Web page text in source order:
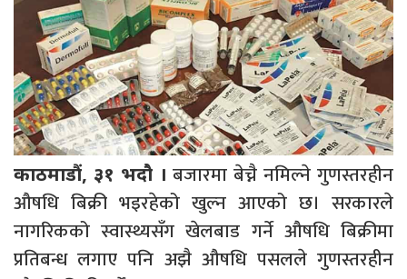
काठमाडौं, ३१ भदौ । बजारमा बेच्नै नमिल्ने गुणस्तरहीन
औषधि बिक्री भइरहेको खुल्न आएको छ। सरकारले
नागरिकको स्वास्थ्यसँग खेलबाड गर्ने औषधि बिक्रीमा
प्रतिबन्ध लगाए पनि अझै औषधि पसलले गुणस्तरहीन